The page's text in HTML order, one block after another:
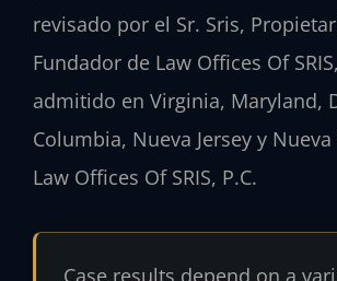
revisado por el Sr. Sris,
Fundador de Law Offices Of
admitido en Virginia, Maryland,
Columbia, Nueva Jersey y
Law Offices Of SRIS, P.C.
Case results depend on a